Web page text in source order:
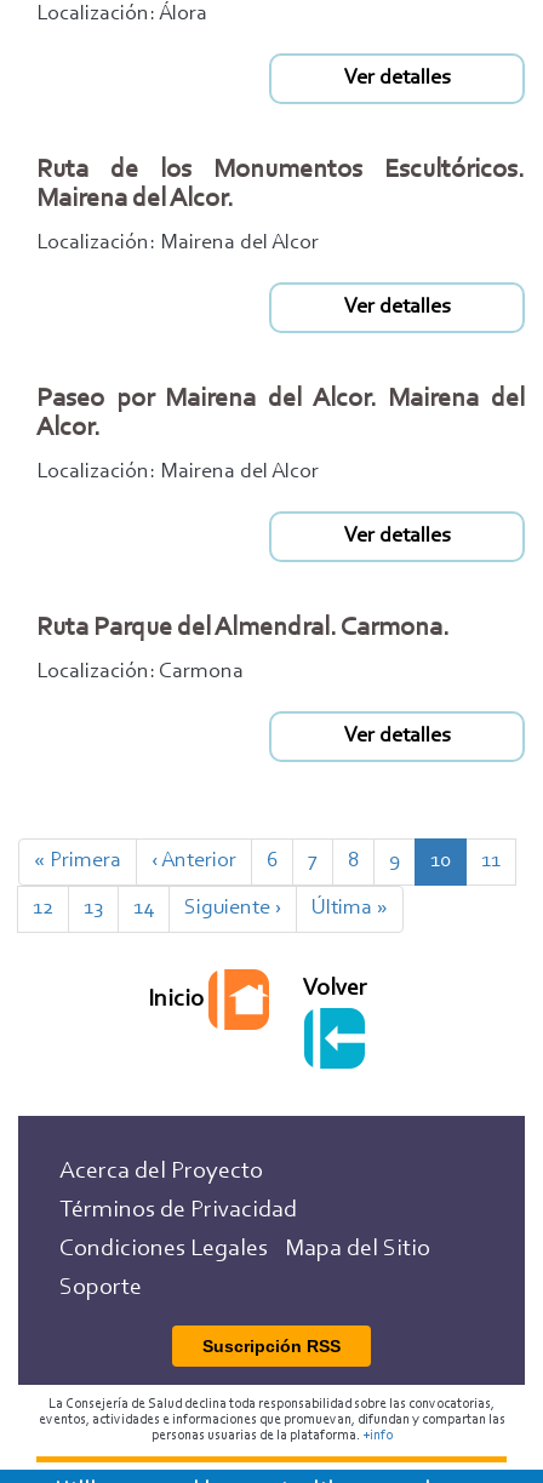
Localización: Álora
Ver detalles
Ruta de los Monumentos Escultóricos.
Mairena del Alcor.
Localización: Mairena del Alcor
Ver detalles
Paseo por Mairena del Alcor. Mairena del
Alcor.
Localización: Mairena del Alcor
Ver detalles
Ruta Parque del Almendral. Carmona.
Localización: Carmona
Ver detalles
Paginación
Primera
página
« Primera
Página
anterior
‹ Anterior Page
6 Page
7 Page
8 Page
9
Página
actual
10 Page
11
Page
12 Page
13 Page
14
Siguiente
página
Siguiente ›
Última
página
Última »
Inicio Volver
Acerca del Proyecto
Términos de Privacidad
Condiciones Legales
Mapa del Sitio
Soporte
Suscripción RSS
La Consejería de Salud declina toda responsabilidad sobre las convocatorias,
eventos, actividades e informaciones que promuevan, difundan y compartan las
personas usuarias de la plataforma. +info